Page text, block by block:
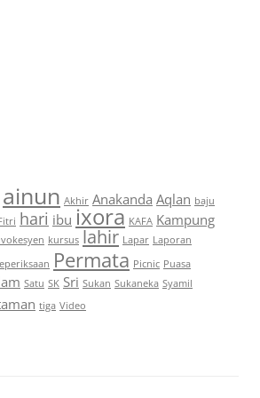
ainun Akhir Anakanda Aqlan baju
hari ibu ixora KAFA Kampung
kursus lahir Lapar Laporan
Permata Picnic Puasa
Satu SK Sri Sukan Sukaneka Syamil
tiga Video